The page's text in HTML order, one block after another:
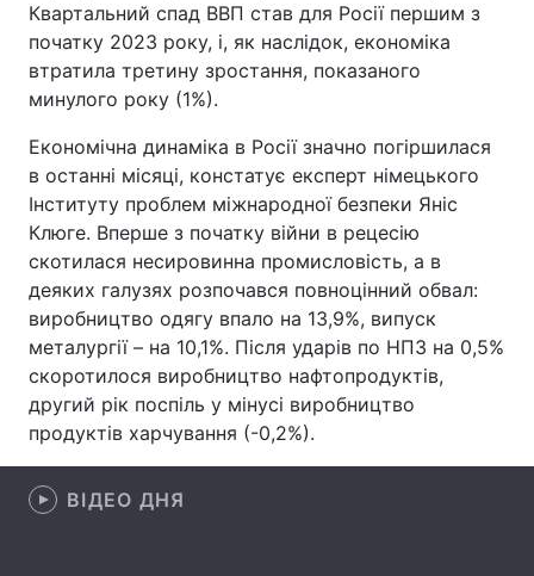
Здоров'я Туризм
Цікавинки Погода
Лонгріди
Відео з Youtube Статті
Інтерв'ю Думки
Архів Вакансії
Контакти
Послуги
Квартальний спад ВВП став для Росії першим з
початку 2023 року, і, як наслідок, економіка
втратила третину зростання, показаного
минулого року (1%).
Економічна динаміка в Росії значно погіршилася
в останні місяці, констатує експерт німецького
Інституту проблем міжнародної безпеки Яніс
Клюге. Вперше з початку війни в рецесію
скотилася несировинна промисловість, а в
деяких галузях розпочався повноцінний обвал:
виробництво одягу впало на 13,9%, випуск
металургії – на 10,1%. Після ударів по НПЗ на 0,5%
скоротилося виробництво нафтопродуктів,
другий рік поспіль у мінусі виробництво
продуктів харчування (-0,2%).
ВІДЕО ДНЯ